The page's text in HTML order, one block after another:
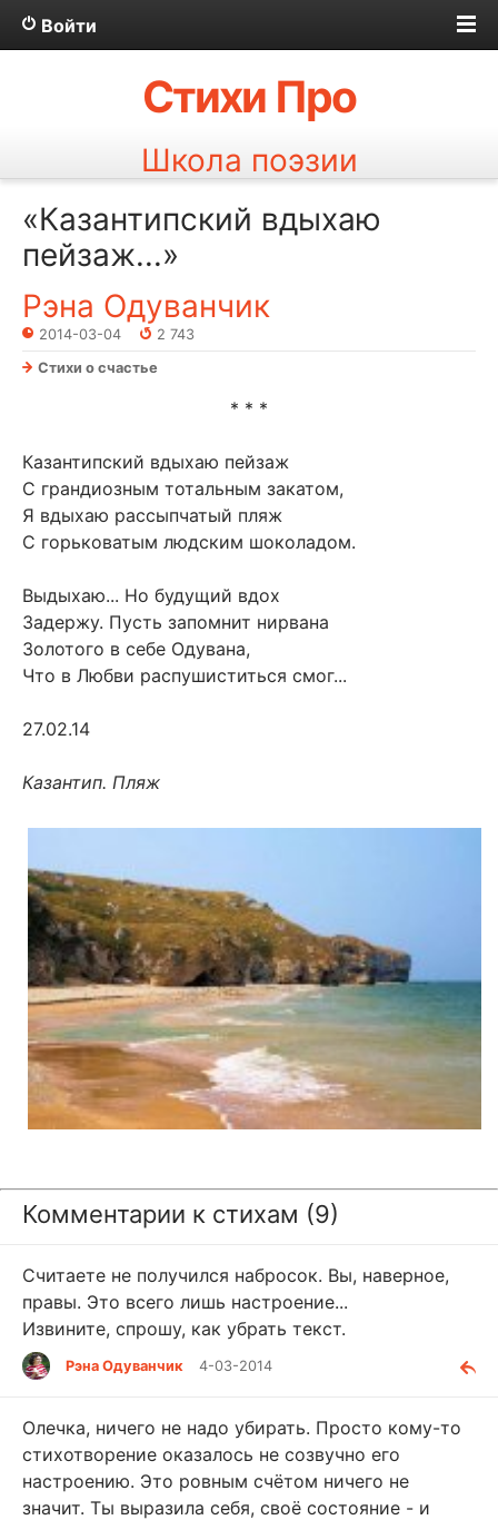
Войти
Стихи Про
Школа поэзии
«Казантипский вдыхаю
пейзаж...»
Рэна Одуванчик
2014-03-04
2 743
Стихи о счастье
* * *
Казантипский вдыхаю пейзаж
С грандиозным тотальным закатом,
Я вдыхаю рассыпчатый пляж
С горьковатым людским шоколадом.
Выдыхаю... Но будущий вдох
Задержу. Пусть запомнит нирвана
Золотого в себе Одувана,
Что в Любви распушиститься смог...
27.02.14
Казантип. Пляж
Комментарии к стихам (9)
Считаете не получился набросок. Вы, наверное,
правы. Это всего лишь настроение...
Извините, спрошу, как убрать текст.
Рэна Одуванчик 4-03-2014
Олечка, ничего не надо убирать. Просто кому-то
стихотворение оказалось не созвучно его
настроению. Это ровным счётом ничего не
значит. Ты выразила себя, своё состояние - и